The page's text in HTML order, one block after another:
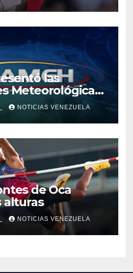
las
Meteorológicas
24 horas,
7 de agosto
NOTICIAS VENEZUELA
de Oca
alturas
NOTICIAS VENEZUELA